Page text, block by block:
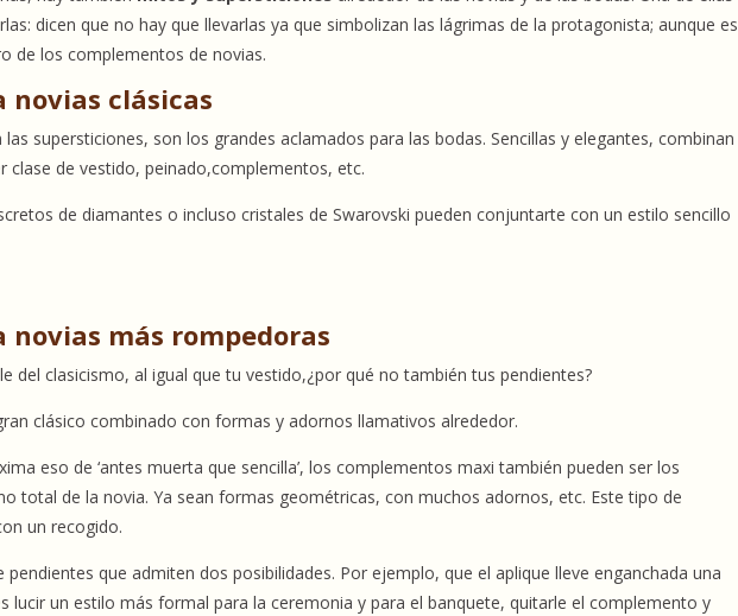
dicen que no hay que llevarlas ya que simbolizan las lágrimas de la protagonista; aunque es
de los complementos de novias.
novias clásicas
supersticiones, son los grandes aclamados para las bodas. Sencillas y elegantes, combinan
clase de vestido, peinado,complementos, etc.
de diamantes o incluso cristales de Swarovski pueden conjuntarte con un estilo sencillo
novias más rompedoras
del clasicismo, al igual que tu vestido,¿por qué no también tus pendientes?
clásico combinado con formas y adornos llamativos alrededor.
eso de ‘antes muerta que sencilla’, los complementos maxi también pueden ser los
total de la novia. Ya sean formas geométricas, con muchos adornos, etc. Este tipo de
un recogido.
pendientes que admiten dos posibilidades. Por ejemplo, que el aplique lleve enganchada una
lucir un estilo más formal para la ceremonia y para el banquete, quitarle el complemento y